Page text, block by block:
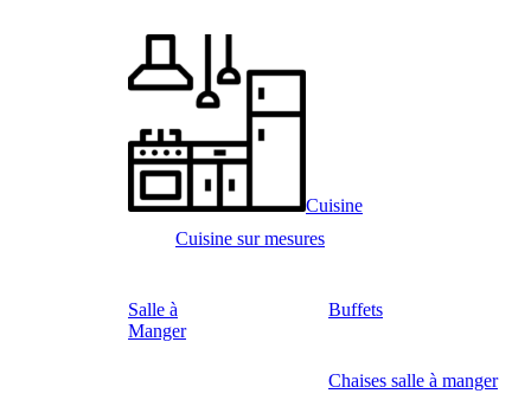
Cuisine
Cuisine sur mesures
Salle à
Manger
Buffets
Chaises salle à manger